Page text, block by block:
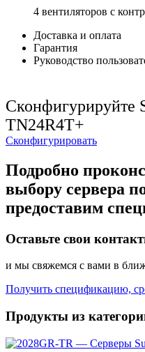
4 вентиляторов с
Доставка и оплата
Гарантия
Руководство
Сконфигурируйте
TN24R4T+
Сконфигурировать
Подробно
выбору сервера
предоставим
Оставьте свои
и мы свяжемся с вами в
Получить спецификацию,
Продукты из